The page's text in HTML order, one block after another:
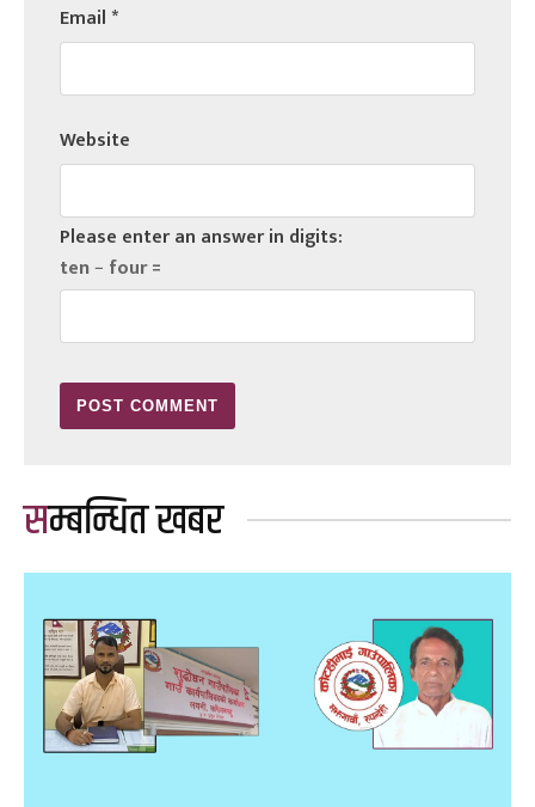
Email*
Website
Please enter an answer in digits:
ten − four =
सम्बन्धित खबर